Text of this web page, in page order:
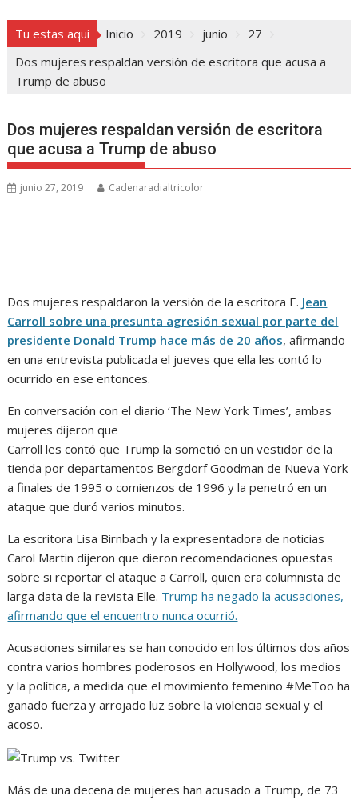
Tu estas aquí Inicio 2019 junio
27
Dos mujeres respaldan versión de escritora que acusa a
Trump de abuso
Dos mujeres respaldan versión de escritora
que acusa a Trump de abuso
junio 27, 2019 Cadenaradialtricolor
Dos mujeres respaldaron la versión de la escritora E. Jean
Carroll sobre una presunta agresión sexual por parte del
presidente Donald Trump hace más de 20 años, afirmando
en una entrevista publicada el jueves que ella les contó lo
ocurrido en ese entonces.
En conversación con el diario ‘The New York Times’, ambas
mujeres dijeron que
Carroll les contó que Trump la sometió en un vestidor de la
tienda por departamentos Bergdorf Goodman de Nueva York
a finales de 1995 o comienzos de 1996 y la penetró en un
ataque que duró varios minutos.
La escritora Lisa Birnbach y la expresentadora de noticias
Carol Martin dijeron que dieron recomendaciones opuestas
sobre si reportar el ataque a Carroll, quien era columnista de
larga data de la revista Elle. Trump ha negado la acusaciones,
afirmando que el encuentro nunca ocurrió.
Acusaciones similares se han conocido en los últimos dos años
contra varios hombres poderosos en Hollywood, los medios
y la política, a medida que el movimiento femenino #MeToo ha
ganado fuerza y arrojado luz sobre la violencia sexual y el
acoso.
Más de una decena de mujeres han acusado a Trump, de 73